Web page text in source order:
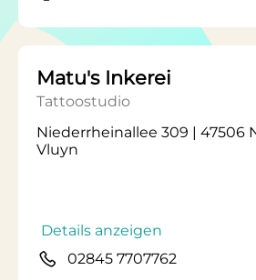
Matu's Inkerei
Tattoostudio
Niederrheinallee 309 | 47506
Vluyn
Details anzeigen
02845 7707762